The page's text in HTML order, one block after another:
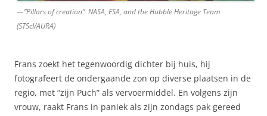
—”Pillars of creation” NASA, ESA, and the Hubble Heritage Team
(STScI/AURA)
Frans zoekt het tegenwoordig dichter bij huis, hij
fotografeert de ondergaande zon op diverse plaatsen in de
regio, met “zijn Puch” als vervoermiddel. En volgens zijn
vrouw, raakt Frans in paniek als zijn zondags pak gereed